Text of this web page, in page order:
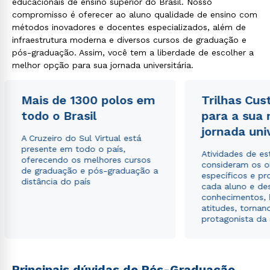
compromisso é oferecer ao aluno qualidade de ensino com
métodos inovadores e docentes especializados, além de
infraestrutura moderna e diversos cursos de graduação e
pós-graduação. Assim, você tem a liberdade de escolher a
melhor opção para sua jornada universitária.
Mais de 1300 polos em
todo o Brasil
A Cruzeiro do Sul Virtual está
presente em todo o país,
oferecendo os melhores cursos
de graduação e pós-graduação a
distância do país
Trilhas
para a sua
jornada
Atividades de
consideram os
específicos e
cada aluno e
conhecimentos,
atitudes,
protagonista da
Rápido e fácil
WhatsApp
Estou de acordo com aPolítica de Privacidade.e
autorizo que meus dados sejam utilizados para o